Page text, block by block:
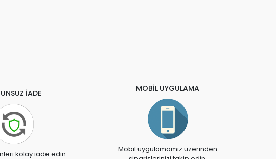
İADE
kolay iade edin.
MOBİL UYGULAMA
Mobil uygulamamız üzerinden